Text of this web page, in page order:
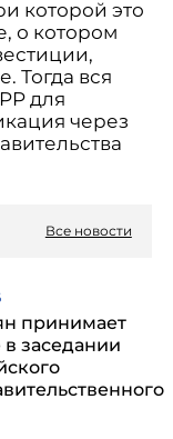
которой это
о котором
Тогда вся
для
через
Все новости
принимает
в заседании